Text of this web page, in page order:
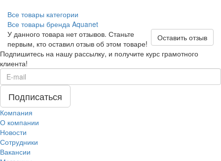
Все товары категории
Все товары бренда Aquanet
Оставить отзыв
У данного товара нет отзывов. Станьте
первым, кто оставил отзыв об этом товаре!
Подпишитесь на нашу рассылку, и получите курс грамотного
клиента!
Компания
О компании
Новости
Сотрудники
Вакансии